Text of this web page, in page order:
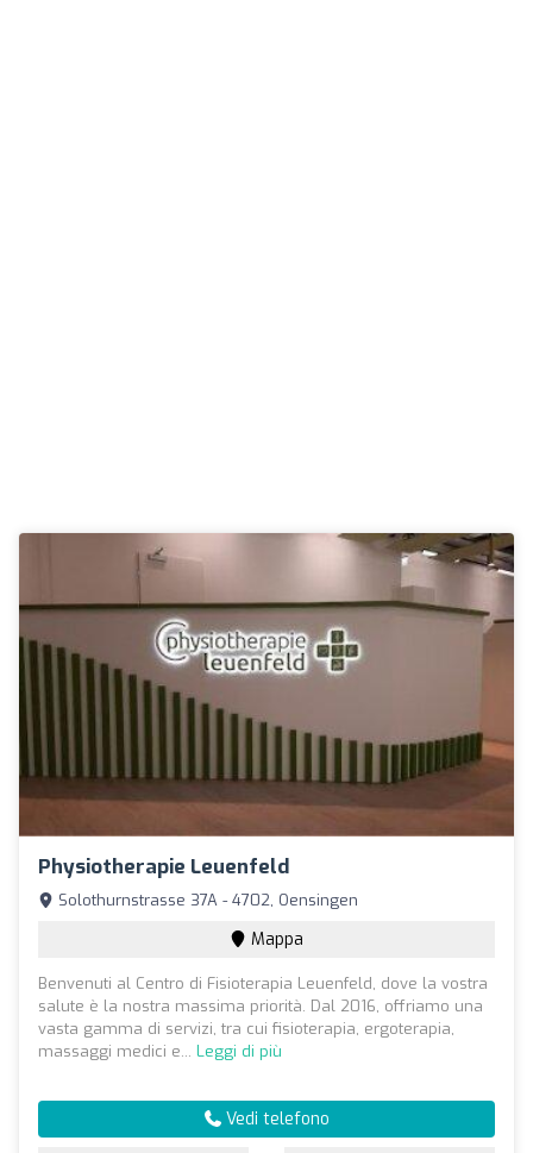
Physiotherapie Leuenfeld
Solothurnstrasse 37A - 4702, Oensingen
Mappa
Benvenuti al Centro di Fisioterapia Leuenfeld, dove la vostra
salute è la nostra massima priorità. Dal 2016, offriamo una
vasta gamma di servizi, tra cui fisioterapia, ergoterapia,
massaggi medici e... Leggi di più
Vedi telefono